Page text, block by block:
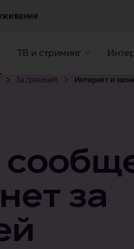
ТВ и стриминг
За границей Интернет и
за